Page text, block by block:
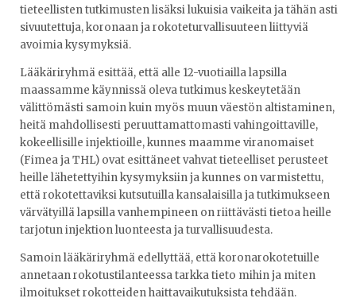
tieteellisten tutkimusten lisäksi lukuisia vaikeita ja tähän asti
sivuutettuja, koronaan ja rokoteturvallisuuteen liittyviä
avoimia kysymyksiä.
Lääkäriryhmä esittää, että alle 12-vuotiailla lapsilla
maassamme käynnissä oleva tutkimus keskeytetään
välittömästi samoin kuin myös muun väestön altistaminen,
heitä mahdollisesti peruuttamattomasti vahingoittaville,
kokeellisille injektioille, kunnes maamme viranomaiset
(Fimea ja THL) ovat esittäneet vahvat tieteelliset perusteet
heille lähetettyihin kysymyksiin ja kunnes on varmistettu,
että rokotettaviksi kutsutuilla kansalaisilla ja tutkimukseen
värvätyillä lapsilla vanhempineen on riittävästi tietoa heille
tarjotun injektion luonteesta ja turvallisuudesta.
Samoin lääkäriryhmä edellyttää, että koronarokotetuille
annetaan rokotustilanteessa tarkka tieto mihin ja miten
ilmoitukset rokotteiden haittavaikutuksista tehdään.